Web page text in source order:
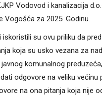
Vodovod i kanalizacija
Vogošća za 2025. Godinu.
iskoristili su ovu priliku da
koja su usko vezana za
komunalnog
odgovore na veliku većinu
na ona pitanja koja nije